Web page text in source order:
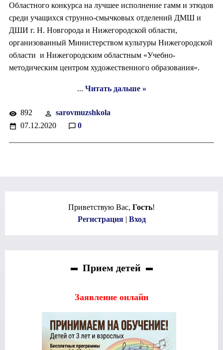
Областного конкурса на лучшее исполнение гамм и этюдов
среди учащихся струнно-смычковых отделений ДМШ и
ДШИ г. Н. Новгорода и Нижегородской области,
организованный Министерством культуры Нижегородской
области и Нижегородским областным «Учебно-
методическим центром художественного образования».
... Читать дальше »
892
sarovmuzshkola
07.12.2020
0
Приветствую Вас, Гость!
Регистрация| Вход
Прием детей
Заявление онлайн